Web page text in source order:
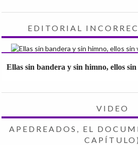
EDITORIAL
Ellas sin bandera y sin himno, ellos
VIDEO
APEDREADOS, EL
CAPÍTULO)